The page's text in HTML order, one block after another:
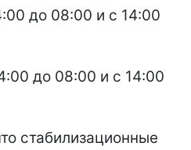
до 08:00 и с 14:00
до 08:00 и с 14:00
стабилизационные